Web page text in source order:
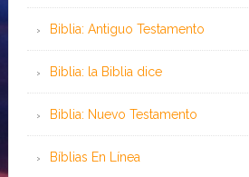
Biblia: Antiguo Testamento
Biblia: la Biblia dice
Biblia: Nuevo Testamento
Bíblias En Línea